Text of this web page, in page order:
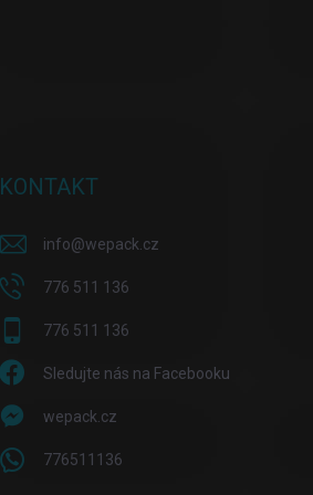
KONTAKT
info@wepack.cz
776 511 136
776 511 136
Sledujte nás na Facebooku
wepack.cz
776511136